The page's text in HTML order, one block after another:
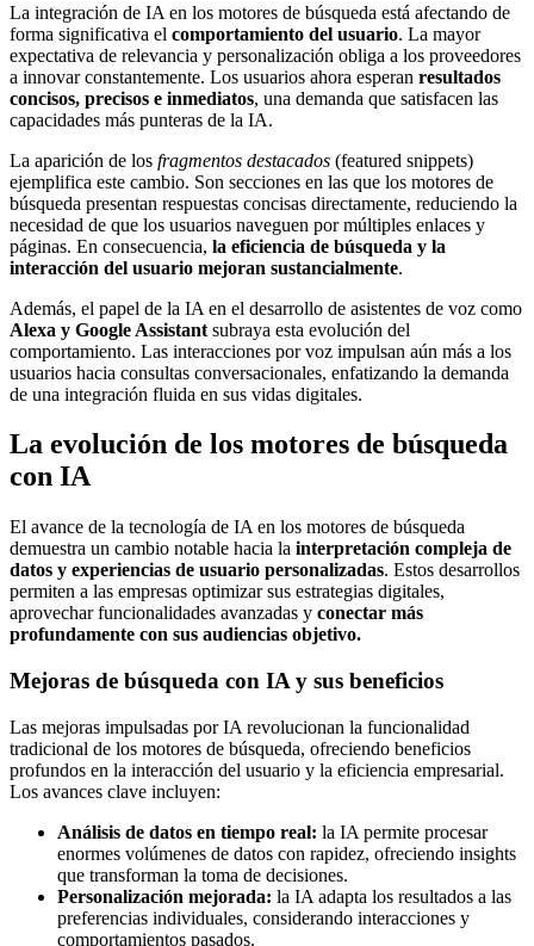
La integración de IA en los motores de búsqueda está afectando de
forma significativa el comportamiento del usuario. La mayor
expectativa de relevancia y personalización obliga a los proveedores
a innovar constantemente. Los usuarios ahora esperan resultados
concisos, precisos e inmediatos, una demanda que satisfacen las
capacidades más punteras de la IA.
La aparición de los fragmentos destacados (featured snippets)
ejemplifica este cambio. Son secciones en las que los motores de
búsqueda presentan respuestas concisas directamente, reduciendo la
necesidad de que los usuarios naveguen por múltiples enlaces y
páginas. En consecuencia, la eficiencia de búsqueda y la
interacción del usuario mejoran sustancialmente.
Además, el papel de la IA en el desarrollo de asistentes de voz como
Alexa y Google Assistant subraya esta evolución del
comportamiento. Las interacciones por voz impulsan aún más a los
usuarios hacia consultas conversacionales, enfatizando la demanda
de una integración fluida en sus vidas digitales.
La evolución de los motores de búsqueda
con IA
El avance de la tecnología de IA en los motores de búsqueda
demuestra un cambio notable hacia la interpretación compleja de
datos y experiencias de usuario personalizadas. Estos desarrollos
permiten a las empresas optimizar sus estrategias digitales,
aprovechar funcionalidades avanzadas y conectar más
profundamente con sus audiencias objetivo.
Mejoras de búsqueda con IA y sus beneficios
Las mejoras impulsadas por IA revolucionan la funcionalidad
tradicional de los motores de búsqueda, ofreciendo beneficios
profundos en la interacción del usuario y la eficiencia empresarial.
Los avances clave incluyen:
Análisis de datos en tiempo real: la IA permite procesar
enormes volúmenes de datos con rapidez, ofreciendo insights
que transforman la toma de decisiones.
Personalización mejorada: la IA adapta los resultados a las
preferencias individuales, considerando interacciones y
comportamientos pasados.